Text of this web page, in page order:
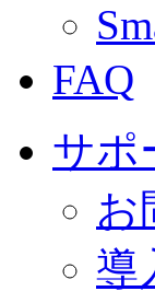
FAQ
サポ
お
導